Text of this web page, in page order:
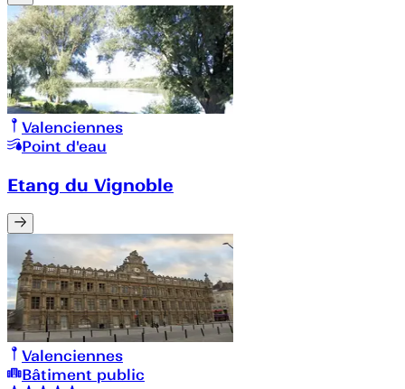
Valenciennes
Point d'eau
Etang du Vignoble
Valenciennes
Bâtiment public